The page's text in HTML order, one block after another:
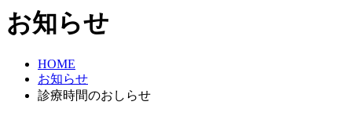
お知らせ
HOME
お知らせ
診療時間のおしらせ